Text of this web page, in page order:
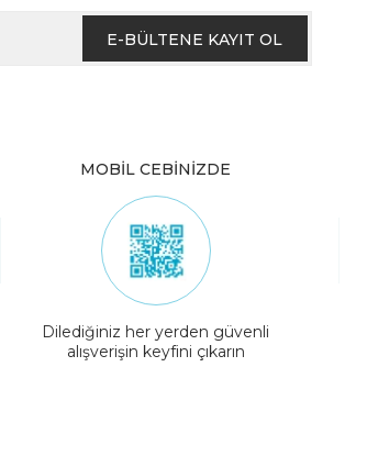
E-BÜLTENE KAYIT OL
MOBİL CEBİNİZDE
Dilediğiniz her yerden güvenli
alışverişin keyfini çıkarın